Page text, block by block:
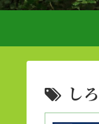
し